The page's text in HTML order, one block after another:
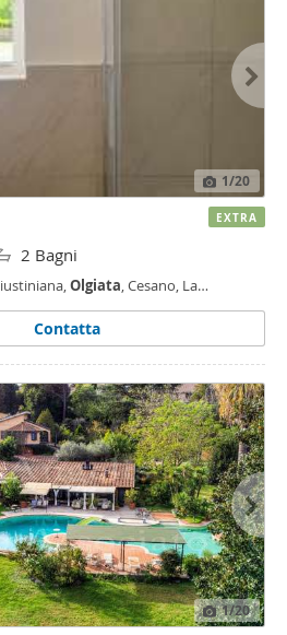
1/20
2 Bagni
Olgiata, Cesano, La
Contatta
EXTRA
1/20